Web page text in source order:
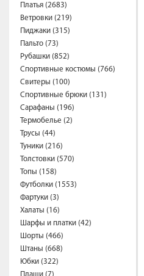
Платья (2683)
Ветровки (219)
Пиджаки (315)
Пальто (73)
Рубашки (852)
Спортивные костюмы (766)
Свитеры (100)
Спортивные брюки (131)
Сарафаны (196)
Термобелье (2)
Трусы (44)
Туники (216)
Толстовки (570)
Топы (158)
Футболки (1553)
Фартуки (3)
Халаты (16)
Шарфы и платки (42)
Шорты (466)
Штаны (668)
Юбки (322)